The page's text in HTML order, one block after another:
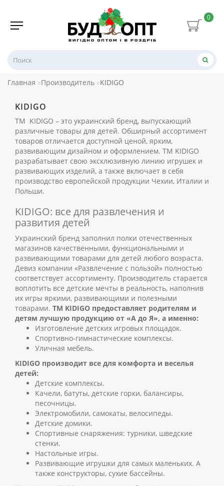
0
Главная Производитель KIDIGO
KIDIGO
ТМ KIDIGO – это украинский бренд, выпускающий
различные товары для детей. Обширный ассортимент
товаров отличается доступной ценой, ярким,
развивающим дизайном и оформлением. ТМ KIDIGO
разрабатывает свою эксклюзивную линию игрушек и
развивающих изделий, а также включает в себя
производство европейской продукции Чехии, Италии и
Польши.
KIDIGO: все для развлечения и
развития детей
Украинский бренд заполнил полки отечественных
магазинов качественными, функциональными и
развивающими товарами для детей любого возраста.
Девиз компании «Развлечение с пользой» полностью
соответствует ассортименту. Производитель старается
воплотить все детские мечты в реальность, наполнив
их игры яркими, развивающими и полезными
товарами. ТМ KIDIGO предоставляет родителям и
детям лучшую продукцию от «А до Я», а именно:
Изготовление детских игровых площадок.
Спортивно-гимнастические комплексы.
Уличная мебель.
KIDIGO производит все для комфорта и веселья
детей:
Детские комплексы.
Качели, батуты, детские горки, балансиры,
песочницы.
Электромобили, самокаты, велосипеды.
Детские домики.
Спортивные снаряжения: турники, шведские
стенки.
Настольные игры.
Развивающие игрушки для самых маленьких. А
также конструкторы, сухие бассейны.